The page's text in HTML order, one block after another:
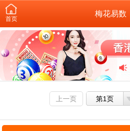
首页
梅花易数
上一页 第1页